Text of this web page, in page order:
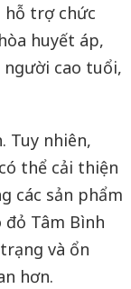
hỗ trợ chức
huyết áp,
cao tuổi,
Tuy nhiên,
thể cải thiện
các sản phẩm
Tâm Bình
và ổn
hơn.